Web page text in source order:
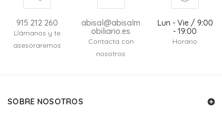
915 212 260
Llámanos y te
asesoraremos
abisal@abisalm
obiliario.es
Contacta con
nosotros
Lun - Vie / 9:00
- 19:00
Horario
SOBRE NOSOTROS